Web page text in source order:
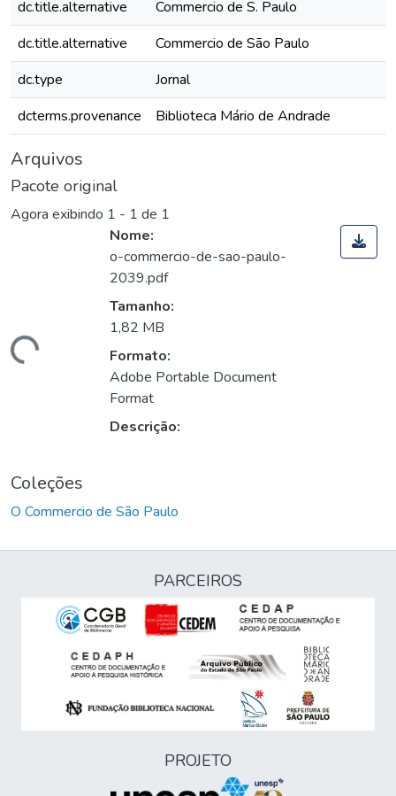
dc.title.alternative
Commercio de S. Paulo
dc.title.alternative
Commercio de São Paulo
dc.type
Jornal
dcterms.provenance
Biblioteca Mário de Andrade
Arquivos
Pacote original
Agora exibindo 1 - 1 de 1
Nome:
o-commercio-de-sao-paulo-
2039.pdf
Tamanho:
1,82 MB
Formato:
Adobe Portable Document
Format
Descrição:
Coleções
O Commercio de São Paulo
PARCEIROS
PROJETO